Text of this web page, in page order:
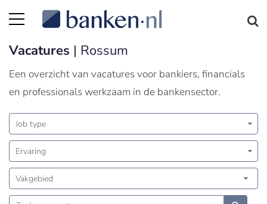
Vacatures | Rossum
Een overzicht van vacatures voor bankiers, financials
en professionals werkzaam in de bankensector.
Job type
Ervaring
Vakgebied